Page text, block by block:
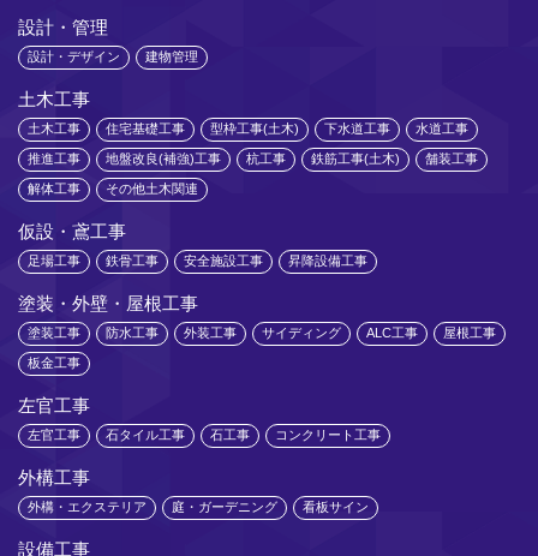
設計・管理
設計・デザイン 建物管理
土木工事
土木工事 住宅基礎工事 型枠工事(土木) 下水道工事 水道工事
推進工事 地盤改良(補強)工事 杭工事 鉄筋工事(土木) 舗装工事
解体工事 その他土木関連
仮設・鳶工事
足場工事 鉄骨工事 安全施設工事 昇降設備工事
塗装・外壁・屋根工事
塗装工事 防水工事 外装工事 サイディング ALC工事 屋根工事
板金工事
左官工事
左官工事 石タイル工事 石工事 コンクリート工事
外構工事
外構・エクステリア 庭・ガーデニング 看板サイン
設備工事